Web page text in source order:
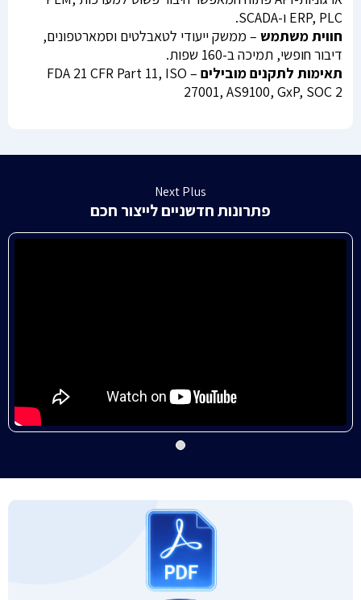
ERP, PLC ו-SCADA.
חווית משתמש – ממשק ייעודי לטאבלטים וסמארטפונים,
דיבור חופשי, תמיכה ב-160 שפות.
תאימות לתקנים מובילים
– FDA 21 CFR Part 11, ISO
27001, AS9100, GxP, SOC 2
Next Plus
פתרונות חדשניים לייצור חכם